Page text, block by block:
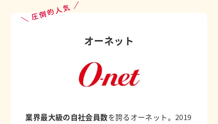
オーネット
業界最大級の自社会員数を誇るオーネット。2019
＼ 圧倒的人気 ／